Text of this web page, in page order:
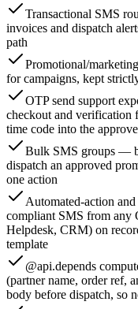
Transactional SMS
invoices and dispatch
path
Promotional/
for campaigns, kept
OTP send support
checkout and verification
time code into the
Bulk SMS groups —
dispatch an approved
one action
Automated-action
compliant SMS from any
Helpdesk, CRM) on
template
@api.depends
(partner name, order ref,
body before dispatch, so